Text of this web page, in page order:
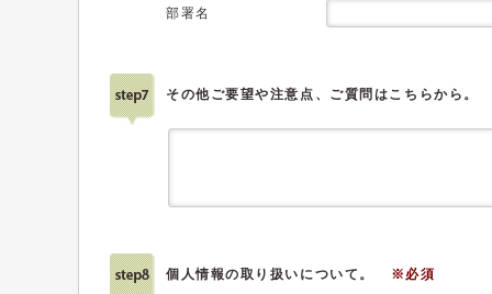
部署名
その他ご要望や注意点、ご質問はこちらから。
個人情報の取り扱いについて。 ※必須